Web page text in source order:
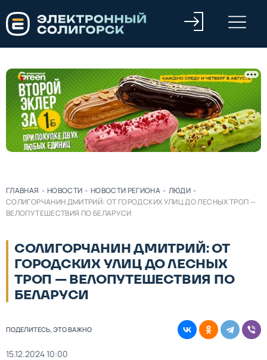
ГЛАВНАЯ - НОВОСТИ - НОВОСТИ РЕГИОНА - ЛЮДИ -
СОЛИГОРЧАНИН ДМИТРИЙ: ОТ ГОРОДСКИХ УЛИЦ ДО ЛЕСНЫХ ТРОП —
ВЕЛОПУТЕШЕСТВИЯ ПО БЕЛАРУСИ
СОЛИГОРЧАНИН ДМИТРИЙ: ОТ
ГОРОДСКИХ УЛИЦ ДО ЛЕСНЫХ
ТРОП — ВЕЛОПУТЕШЕСТВИЯ ПО
БЕЛАРУСИ
ПОДЕЛИТЕСЬ, ЭТО ВАЖНО
15.12.2024 10:00